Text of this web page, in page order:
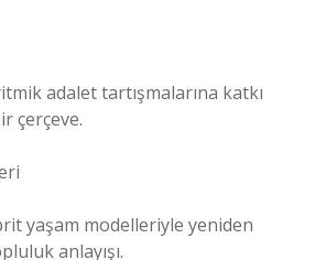
adalet tartışmalarına katkı
çerçeve.
yaşam modelleriyle yeniden
anlayışı.